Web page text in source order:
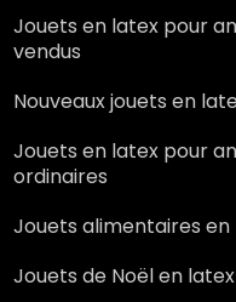
Jouets en latex pour
vendus
Nouveaux jouets en
Jouets en latex pour
ordinaires
Jouets alimentaires en
Jouets de Noël en